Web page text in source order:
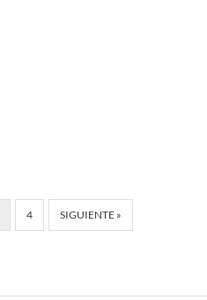
4 SIGUIENTE »